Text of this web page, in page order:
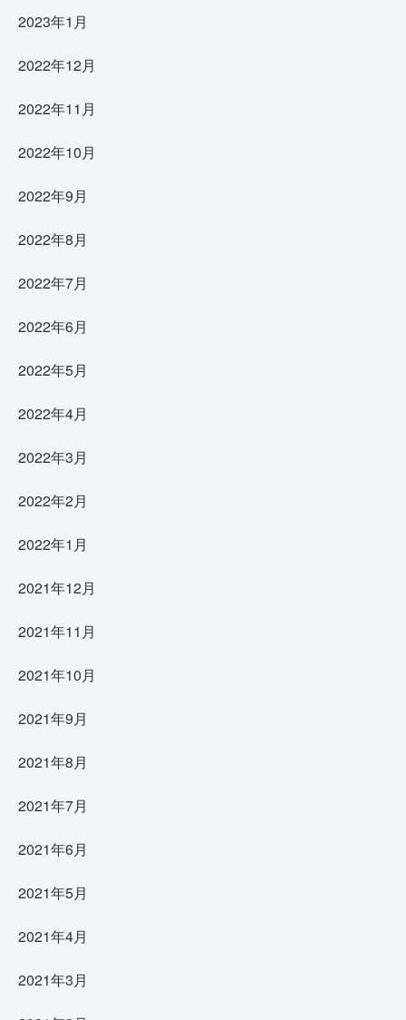
2023年1月
2022年12月
2022年11月
2022年10月
2022年9月
2022年8月
2022年7月
2022年6月
2022年5月
2022年4月
2022年3月
2022年2月
2022年1月
2021年12月
2021年11月
2021年10月
2021年9月
2021年8月
2021年7月
2021年6月
2021年5月
2021年4月
2021年3月